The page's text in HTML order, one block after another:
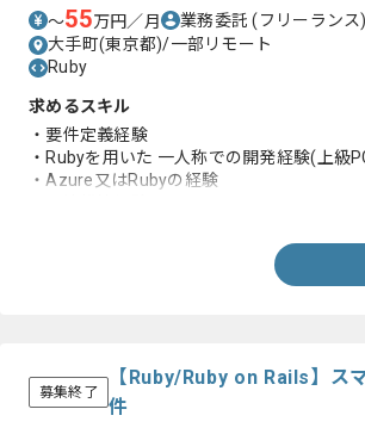
〜55万円／月 業務委託(フリーランス)
大手町(東京都)/一部リモート
Ruby
求めるスキル
・要件定義経験
・Rubyを用いた 一人称での開発経験(上級
・Azure又はRubyの経験
募集終了
【Ruby/Ruby on Rails】ス
件